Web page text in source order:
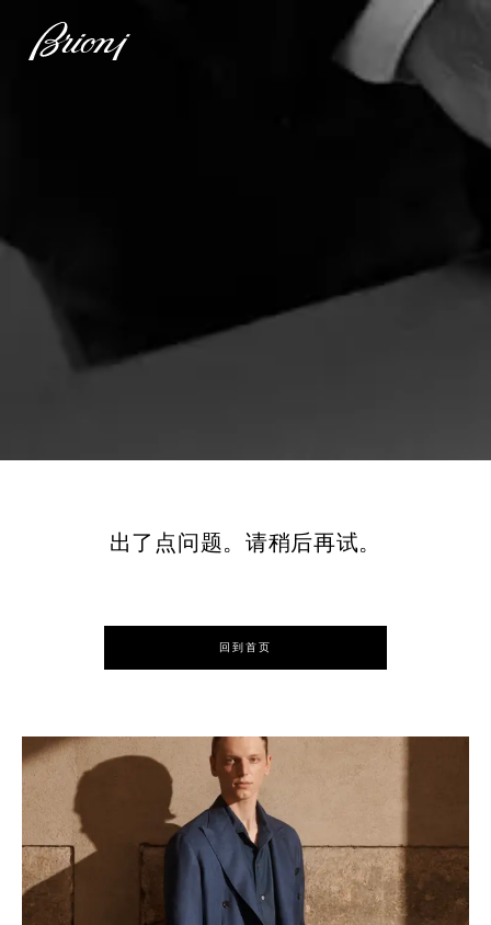
出了点问题。请稍后再试。
回到首页